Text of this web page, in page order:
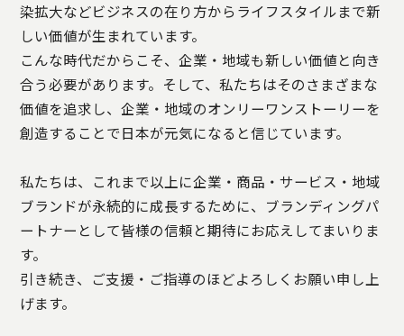
染拡大などビジネスの在り方からライフスタイルまで新
しい価値が生まれています。
こんな時代だからこそ、企業・地域も新しい価値と向き
合う必要があります。そして、私たちはそのさまざまな
価値を追求し、企業・地域のオンリーワンストーリーを
創造することで日本が元気になると信じています。
私たちは、これまで以上に企業・商品・サービス・地域
ブランドが永続的に成長するために、ブランディングパ
ートナーとして皆様の信頼と期待にお応えしてまいりま
す。
引き続き、ご支援・ご指導のほどよろしくお願い申し上
げます。